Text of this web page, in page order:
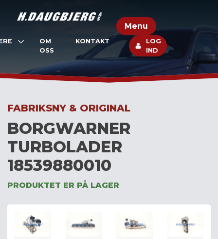
Menu
OM
OSS
KONTAKT
LOG
IND
FABRIKSNY & ORIGINAL
BORGWARNER
TURBOLADER
18539880010
PRODUKTET ER PÅ LAGER